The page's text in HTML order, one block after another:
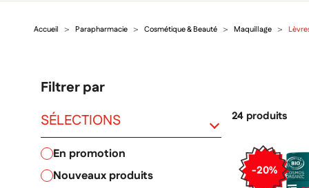
CATÉGORIES
MARQUES
PRODUITS
Accueil Parapharmacie Cosmétique & Beauté Maquillage
Filtrer par
SÉLECTIONS
en promotion
nouveaux produits
24 produits
-20%